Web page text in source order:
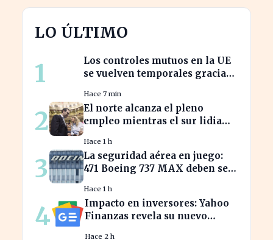
LO ÚLTIMO
1
Los controles mutuos en la UE
se vuelven temporales gracias
Hace 7 min
2
El norte alcanza el pleno
empleo mientras el sur lidia
Hace 1 h
3
La seguridad aérea en juego:
471 Boeing 737 MAX deben ser
Hace 1 h
4
Impacto en inversores: Yahoo
Finanzas revela su nuevo
Hace 2 h